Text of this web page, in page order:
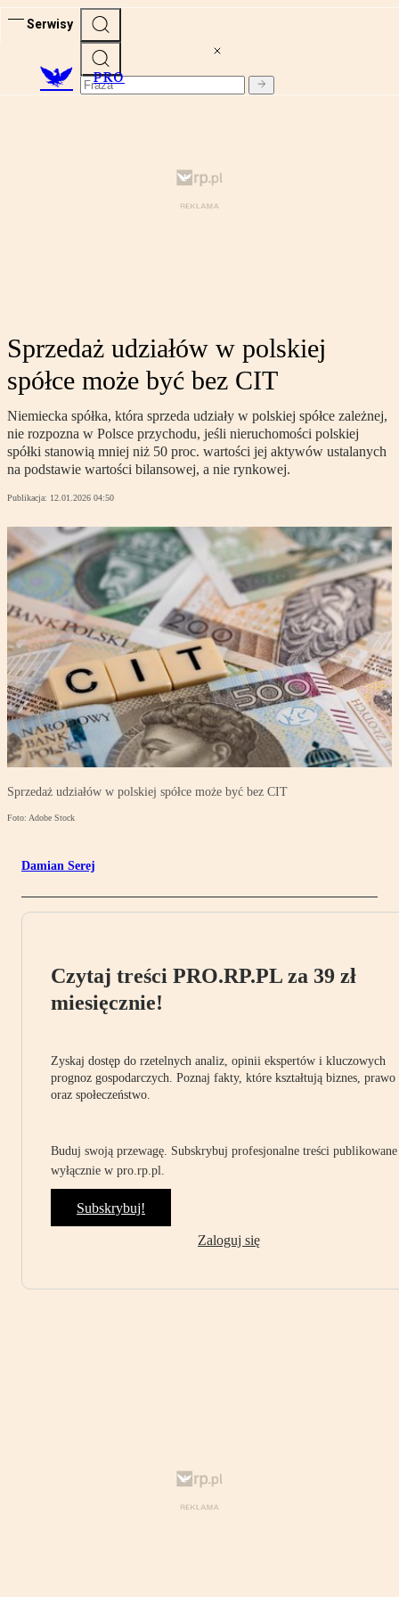
Serwisy
PRO
Sprzedaż udziałów w polskiej
spółce może być bez CIT
Niemiecka spółka, która sprzeda udziały w polskiej spółce zależnej,
nie rozpozna w Polsce przychodu, jeśli nieruchomości polskiej
spółki stanowią mniej niż 50 proc. wartości jej aktywów ustalanych
na podstawie wartości bilansowej, a nie rynkowej.
Publikacja: 12.01.2026 04:50
Sprzedaż udziałów w polskiej spółce może być bez CIT
Foto: Adobe Stock
Damian Serej
Czytaj treści PRO.RP.PL za 39 zł
miesięcznie!
Zyskaj dostęp do rzetelnych analiz, opinii ekspertów i kluczowych
prognoz gospodarczych. Poznaj fakty, które kształtują biznes, prawo
oraz społeczeństwo.
Buduj swoją przewagę. Subskrybuj profesjonalne treści publikowane
wyłącznie w pro.rp.pl.
Subskrybuj!
Zaloguj się